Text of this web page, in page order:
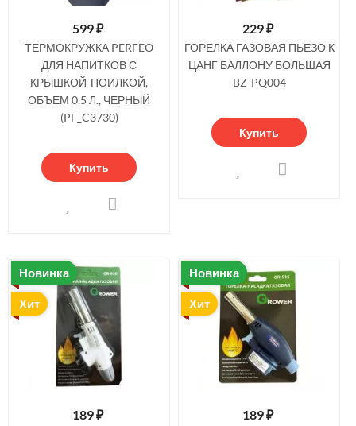
599₽
ТЕРМОКРУЖКА PERFEO
ДЛЯ НАПИТКОВ С
КРЫШКОЙ-ПОИЛКОЙ,
ОБЪЕМ 0,5 Л., ЧЕРНЫЙ
(PF_C3730)
Купить
229₽
ГОРЕЛКА ГАЗОВАЯ ПЬЕЗО К
ЦАНГ БАЛЛОНУ БОЛЬШАЯ
BZ-PQ004
Купить
Новинка
Хит
189₽
Новинка
Хит
189₽